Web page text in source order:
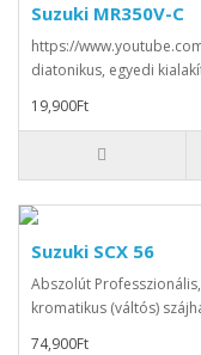
Suzuki MR350V-C
https://
diatonikus, egyedi
19,900Ft
Suzuki SCX 56
Abszolút
kromatikus (váltós)
74,900Ft